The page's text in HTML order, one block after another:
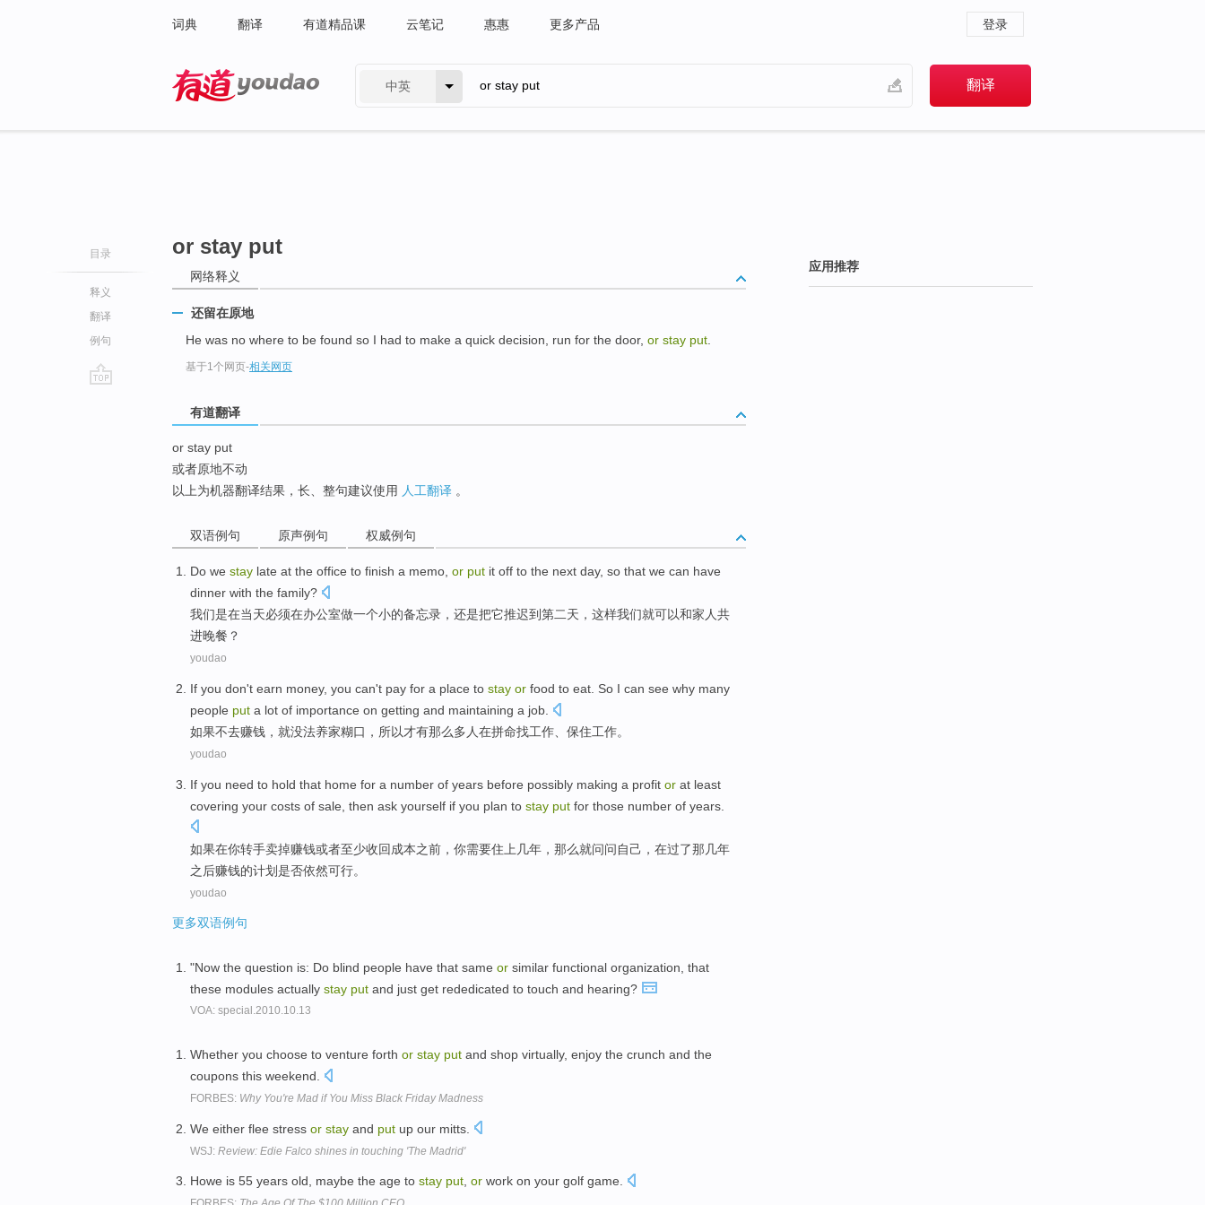
词典 翻译 有道精品课 云笔记 惠惠 更多产品 登录
中英
目录
释义
翻译
例句
or stay put
网络释义
还留在原地
He was no where to be found so I had to make a quick decision, run for the door, or stay put
基于1个网页-相关网页
有道翻译
or stay put
或者原地不动
以上为机器翻译结果，长、整句建议使用 人工翻译 。
双语例句 原声例句 权威例句
Do we stay late at the office to finish a memo or put it off to the next day, so that we can have
dinner with the family?
我们是在当天必须在办公室做一个小的备忘录 ， 还是把它推迟到第二天 ， 这样我们就可以和家人共
进晚餐？
youdao
If you don't earn money, you can't pay for a place to stay or food to eat. So I can see why many
people put a lot of importance on getting and maintaining a job
如果不去赚钱 ， 就没法养家糊口， 所以才有那么多人在拼命找工作 保住工作。
youdao
If you need to hold that home for a number of years before possibly making a profit or at least
covering your costs of sale, then ask yourself if you plan to stay put for those number of years.
如果在你转手卖掉赚钱或者至少收回成本之前 ，你需要住 上 几年 ， 那么就问问自己 ，在过了那 几年
之后赚钱的计划是否依然可行。
youdao
更多双语例句
"Now the question is: Do blind people have that same or similar functional organization, that
these modules actually stay put and just get rededicated to touch and hearing?
VOA: special.2010.10.13
Whether you choose to venture forth or stay put and shop virtually, enjoy the crunch and the
coupons this weekend.
FORBES: Why You're Mad if You Miss Black Friday Madness
We either flee stress or stay and put up our mitts.
WSJ: Review: Edie Falco shines in touching 'The Madrid'
Howe is 55 years old, maybe the age to stay put, or work on your golf game.
应用推荐